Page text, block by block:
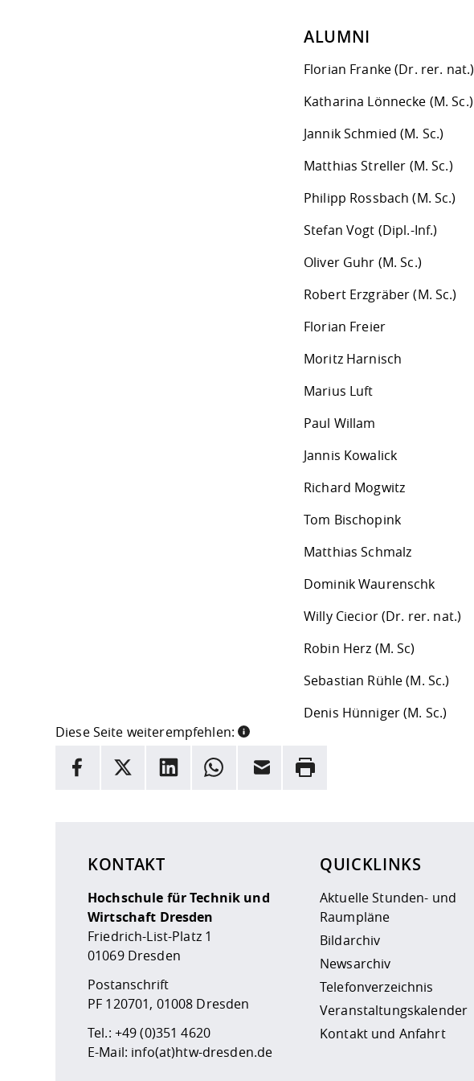
ALUMNI
Florian Franke (Dr. rer. nat.)
Katharina Lönnecke (M. Sc.)
Jannik Schmied (M. Sc.)
Matthias Streller (M. Sc.)
Philipp Rossbach (M. Sc.)
Stefan Vogt (Dipl.-Inf.)
Oliver Guhr (M. Sc.)
Robert Erzgräber (M. Sc.)
Florian Freier
Moritz Harnisch
Marius Luft
Paul Willam
Jannis Kowalick
Richard Mogwitz
Tom Bischopink
Matthias Schmalz
Dominik Waurenschk
Willy Ciecior (Dr. rer. nat.)
Robin Herz (M. Sc)
Sebastian Rühle (M. Sc.)
Denis Hünniger (M. Sc.)
Diese Seite weiterempfehlen:
INFORMATION
Facebook
X LinkedInWhatsappE-Mail Drucken
KONTAKT
Hochschule für Technik und
Wirtschaft Dresden
Friedrich-List-Platz 1
01069 Dresden
Postanschrift
PF 120701, 01008 Dresden
Tel.: +49 (0)351 4620
E-Mail: info(at)htw-dresden.de
QUICKLINKS
Aktuelle Stunden- und
Raumpläne
Bildarchiv
Newsarchiv
Telefonverzeichnis
Veranstaltungskalender
Kontakt und Anfahrt